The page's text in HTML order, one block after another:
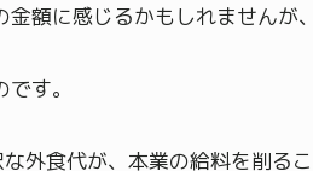
額に感じるかもしれませんが
す。
外食代が、本業の給料を削る